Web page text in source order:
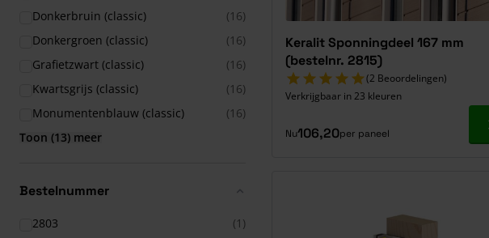
Donkerbruin (classic)
(16)
Donkergroen (classic)
(16)
Grafietzwart (classic)
(16)
Kwartsgrijs (classic)
(16)
Monumentenblauw (classic)
(16)
Toon (13) meer
Bestelnummer
2803
(1)
Keralit Sponningdeel 167 mm
(bestelnr. 2815)
(2 Beoordelingen)
Verkrijgbaar in 23 kleuren
Nu106,20per paneel